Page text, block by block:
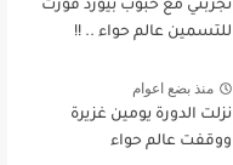
تجربتي مع حبوب بيورد فورت
للتسمين عالم حواء .. !!
منذ بضع اعوام
نزلت الدورة يومين غزيرة
ووقفت عالم حواء